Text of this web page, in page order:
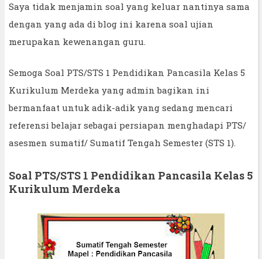
Saya tidak menjamin soal yang keluar nantinya sama
dengan yang ada di blog ini karena soal ujian
merupakan kewenangan guru.
Semoga Soal PTS/STS 1 Pendidikan Pancasila Kelas 5
Kurikulum Merdeka yang admin bagikan ini
bermanfaat untuk adik-adik yang sedang mencari
referensi belajar sebagai persiapan menghadapi PTS/
asesmen sumatif/ Sumatif Tengah Semester (STS 1).
Soal PTS/STS 1 Pendidikan Pancasila Kelas 5
Kurikulum Merdeka